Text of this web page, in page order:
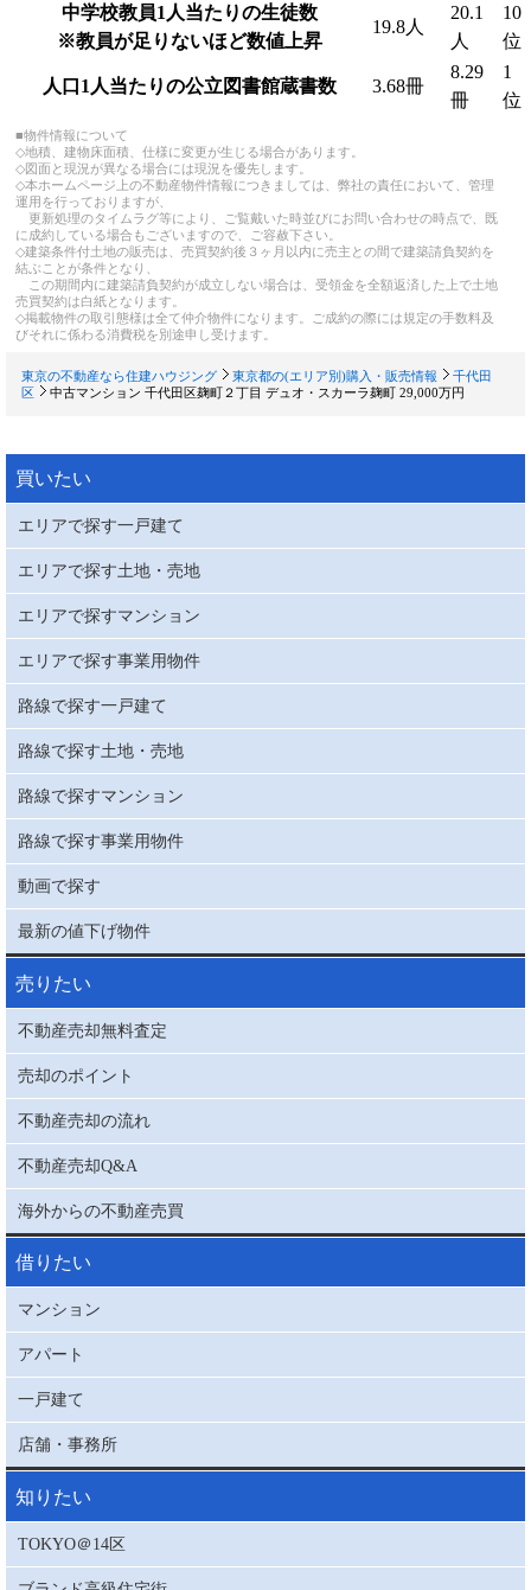
中学校教員1人当たりの生徒数
※教員が足りないほど数値上昇
19.8人
20.1
人
10
位
人口1人当たりの公立図書館蔵書数 3.68冊
8.29
冊
1
位
■物件情報について
◇地積、建物床面積、仕様に変更が生じる場合があります。
◇図面と現況が異なる場合には現況を優先します。
◇本ホームページ上の不動産物件情報につきましては、弊社の責任において、管理
運用を行っておりますが、
更新処理のタイムラグ等により、ご覧戴いた時並びにお問い合わせの時点で、既
に成約している場合もございますので、ご容赦下さい。
◇建築条件付土地の販売は、売買契約後３ヶ月以内に売主との間で建築請負契約を
結ぶことが条件となり、
この期間内に建築請負契約が成立しない場合は、受領金を全額返済した上で土地
売買契約は白紙となります。
◇掲載物件の取引態様は全て仲介物件になります。ご成約の際には規定の手数料及
びそれに係わる消費税を別途申し受けます。
東京の不動産なら住建ハウジング 東京都の(エリア別)購入・販売情報
千代田
区
中古マンション 千代田区麹町２丁目 デュオ・スカーラ麹町 29,000万円
買いたい
エリアで探す一戸建て
エリアで探す土地・売地
エリアで探すマンション
エリアで探す事業用物件
路線で探す一戸建て
路線で探す土地・売地
路線で探すマンション
路線で探す事業用物件
動画で探す
最新の値下げ物件
売りたい
不動産売却無料査定
売却のポイント
不動産売却の流れ
不動産売却Q&A
海外からの不動産売買
借りたい
マンション
アパート
一戸建て
店舗・事務所
知りたい
TOKYO＠14区